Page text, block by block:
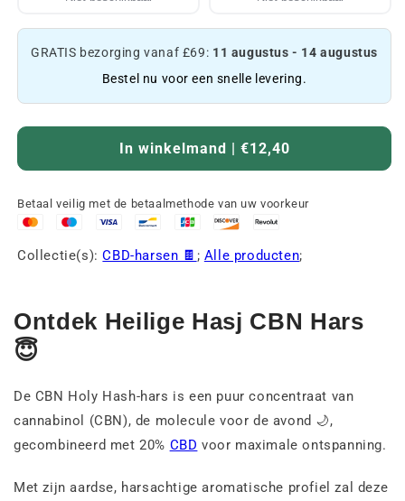
GRATIS bezorging vanaf £69: 11 augustus - 14 augustus
Bestel nu voor een snelle levering.
In winkelmand | €12,40
Betaal veilig met de betaalmethode van uw voorkeur
Collectie(s):CBD-harsen 🍫 ; Alle producten;
Ontdek Heilige Hasj CBN Hars
😇
De CBN Holy Hash-hars is een puur concentraat van
cannabinol (CBN), de molecule voor de avond 🌙,
gecombineerd met 20% CBD voor maximale ontspanning.
Met zijn aardse, harsachtige aromatische profiel zal deze